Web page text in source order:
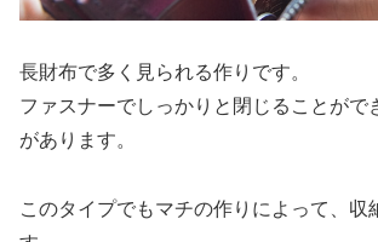
長財布で多く見られる作りです。
ファスナーでしっかりと閉じることがで
があります。
このタイプでもマチの作りによって、収